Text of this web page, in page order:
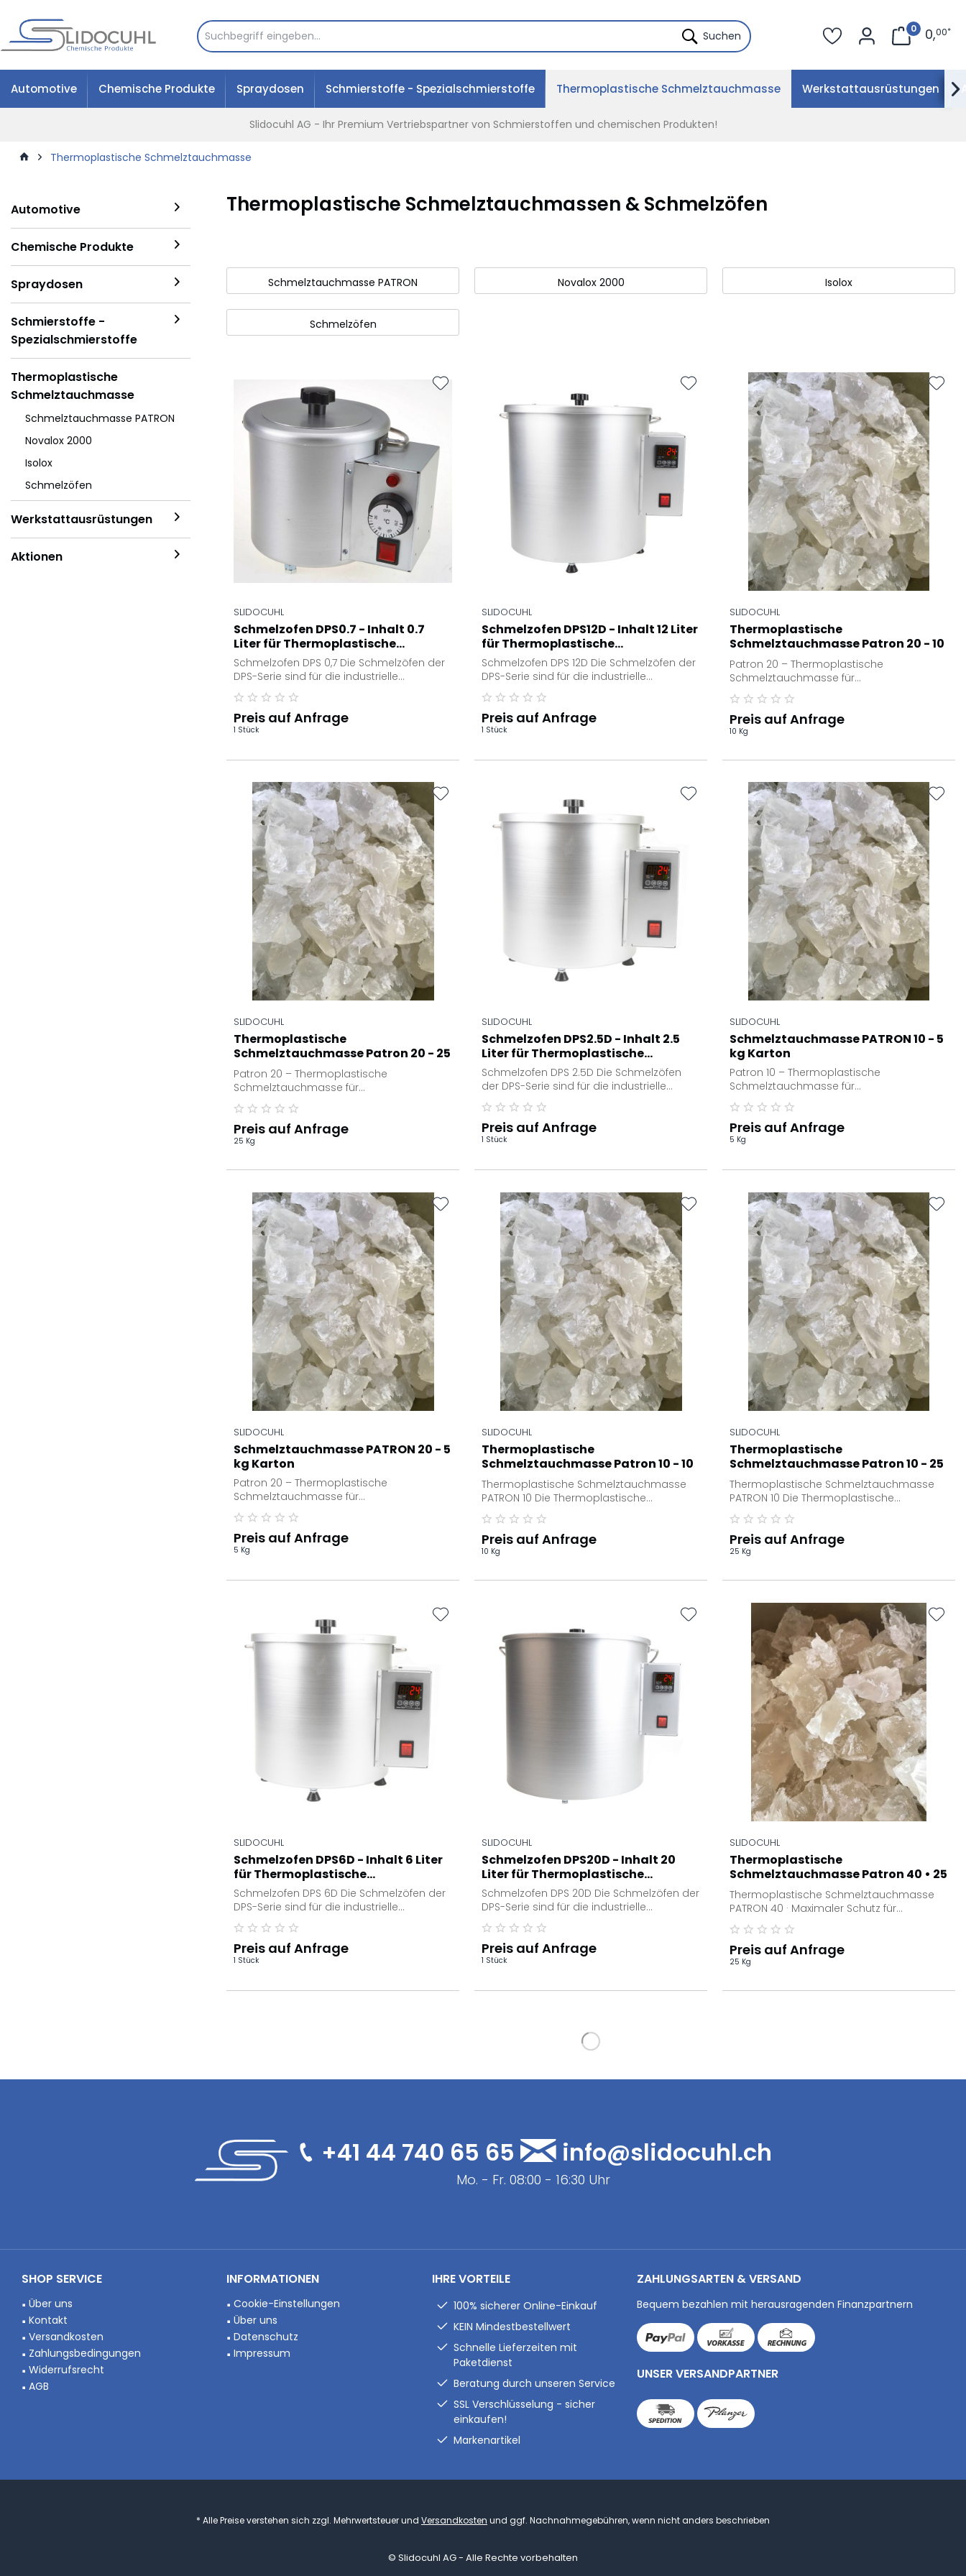
Suchen
0 0,00*
Automotive Chemische Produkte Spraydosen Schmierstoffe - Spezialschmierstoffe Thermoplastische Schmelztauchmasse Werkstattausrüstungen 
Slidocuhl AG - Ihr Premium Vertriebspartner von Schmierstoffen und chemischen Produkten!
Thermoplastische Schmelztauchmasse
Automotive
Chemische Produkte
Spraydosen
Schmierstoffe -
Spezialschmierstoffe
Thermoplastische
Schmelztauchmasse
Schmelztauchmasse PATRON
Novalox 2000
Isolox
Schmelzöfen
Werkstattausrüstungen
Aktionen
Thermoplastische Schmelztauchmassen & Schmelzöfen
Schmelztauchmasse PATRON Novalox 2000 Isolox
Schmelzöfen
SLIDOCUHL
Schmelzofen DPS0.7 - Inhalt 0.7
Liter für Thermoplastische...
Schmelzofen DPS 0,7 Die Schmelzöfen der
DPS-Serie sind für die industrielle
Schmelzanwendung der
thermoplastischen...
Preis auf Anfrage
1 Stück
SLIDOCUHL
Schmelzofen DPS12D - Inhalt 12 Liter
für Thermoplastische...
Schmelzofen DPS 12D Die Schmelzöfen der
DPS-Serie sind für die industrielle
Schmelzanwendung der
thermoplastischen...
Preis auf Anfrage
1 Stück
SLIDOCUHL
Thermoplastische
Schmelztauchmasse Patron 20 - 10
kg Karton
Patron 20 – Thermoplastische
Schmelztauchmasse für
Präzisionswerkzeuge Die thermoplastische
Schmelztauchmasse Patron...
Preis auf Anfrage
10 Kg
SLIDOCUHL
Thermoplastische
Schmelztauchmasse Patron 20 - 25
kg Karton
Patron 20 – Thermoplastische
Schmelztauchmasse für
Präzisionswerkzeuge Die thermoplastische
Schmelztauchmasse Patron...
Preis auf Anfrage
25 Kg
SLIDOCUHL
Schmelzofen DPS2.5D - Inhalt 2.5
Liter für Thermoplastische...
Schmelzofen DPS 2.5D Die Schmelzöfen
der DPS-Serie sind für die industrielle
Schmelzanwendung der
thermoplastischen...
Preis auf Anfrage
1 Stück
SLIDOCUHL
Schmelztauchmasse PATRON 10 - 5
kg Karton
Patron 10 – Thermoplastische
Schmelztauchmasse für
Präzisionswerkzeuge Die thermoplastische
Schmelztauchmasse Patron...
Preis auf Anfrage
5 Kg
SLIDOCUHL
Schmelztauchmasse PATRON 20 - 5
kg Karton
Patron 20 – Thermoplastische
Schmelztauchmasse für
Präzisionswerkzeuge Die thermoplastische
Schmelztauchmasse Patron...
Preis auf Anfrage
5 Kg
SLIDOCUHL
Thermoplastische
Schmelztauchmasse Patron 10 - 10
kg Karton
Thermoplastische Schmelztauchmasse
PATRON 10 Die Thermoplastische
Schmelztauchmasse PATRON ist speziell
entwickelt...
Preis auf Anfrage
10 Kg
SLIDOCUHL
Thermoplastische
Schmelztauchmasse Patron 10 - 25
kg Karton
Thermoplastische Schmelztauchmasse
PATRON 10 Die Thermoplastische
Schmelztauchmasse PATRON ist speziell
entwickelt...
Preis auf Anfrage
25 Kg
SLIDOCUHL
Schmelzofen DPS6D - Inhalt 6 Liter
für Thermoplastische...
Schmelzofen DPS 6D Die Schmelzöfen der
DPS-Serie sind für die industrielle
Schmelzanwendung der
thermoplastischen...
Preis auf Anfrage
1 Stück
SLIDOCUHL
Schmelzofen DPS20D - Inhalt 20
Liter für Thermoplastische...
Schmelzofen DPS 20D Die Schmelzöfen der
DPS-Serie sind für die industrielle
Schmelzanwendung der
thermoplastischen...
Preis auf Anfrage
1 Stück
SLIDOCUHL
Thermoplastische
Schmelztauchmasse Patron 40 • 25
kg Karton
Thermoplastische Schmelztauchmasse
PATRON 40 · Maximaler Schutz für
Präzisionsteile Die thermoplastische...
Preis auf Anfrage
25 Kg
+41 44 740 65 65 info@slidocuhl.ch
Mo. - Fr. 08:00 - 16:30 Uhr
SHOP SERVICE
Über uns
Kontakt
Versandkosten
Zahlungsbedingungen
Widerrufsrecht
AGB
INFORMATIONEN
Cookie-Einstellungen
Über uns
Datenschutz
Impressum
IHRE VORTEILE
100% sicherer Online-Einkauf
KEIN Mindestbestellwert
Schnelle Lieferzeiten mit
Paketdienst
Beratung durch unseren Service
SSL Verschlüsselung - sicher
einkaufen!
Markenartikel
ZAHLUNGSARTEN & VERSAND
Bequem bezahlen mit herausragenden Finanzpartnern
UNSER VERSANDPARTNER
* Alle Preise verstehen sich zzgl. Mehrwertsteuer und Versandkosten und ggf. Nachnahmegebühren, wenn nicht anders beschrieben
© Slidocuhl AG - Alle Rechte vorbehalten